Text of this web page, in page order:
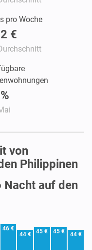
pro Woche
€
von
Philippinen
auf den
46 €
44 € 45 € 45 € 44 €